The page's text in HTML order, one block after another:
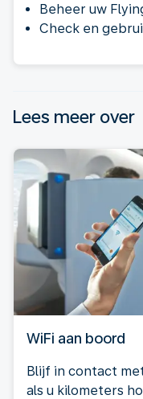
Beheer uw
Check en
Lees meer over
WiFi aan boord
Blijf in contact
als u kilometers